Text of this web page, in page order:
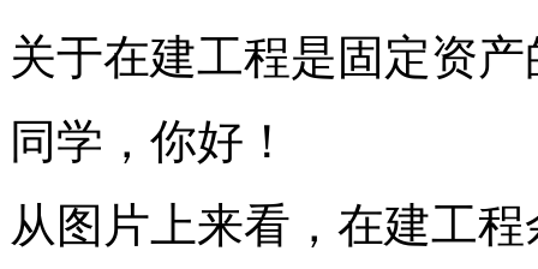
关于在建工程是固定资
同学，你好！
从图片上来看，在建工